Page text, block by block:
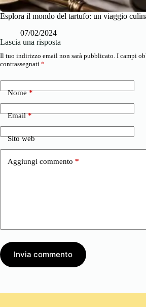
Esplora il mondo del tartufo: un viaggio
07/02/2024
Lascia una risposta
Il tuo indirizzo email non sarà pubblicato. I campi
contrassegnati *
Nome*
Email*
Sito web
Aggiungi commento *
Invia commento